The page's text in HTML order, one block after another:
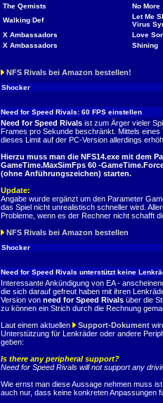
The Qemists
No More
Walking Def
Let Me
Virus
X Ambassadors
Love
X Ambassadors
Shining
NFS Rivals bei Amazon bestellen!
Shocker
Need for Speed Rivals: 60 FPS einstellen
Need for Speed Rivals ist zum Ärger vieler
Frames pro Sekunde beschränkt. Mittels
dieses Limit auf der PC-Version allerdings
Hierzu muss man die NFS14.exe mit dem
GameTime.MaxSimFps 60 -
(ohne Anführungszeichen) starten.
Update:
Angabe wurde ergänzt um den Parameter
das Spiel nicht unrealistisch schneller wird.
Probleme, wenn es der Rechner nicht schafft
NFS Rivals bei Amazon bestellen
Shocker
Need for Speed Rivals unterstützt keine
Interessante Ankündigung von EA -
die sich darauf gefreut haben mit ihren
Version von need for Speed Rivals über die
zu können ein Strich durch die Rechnung
Laut einem aktuellen
Support-Dokument
Unterstützung für Lenkräder oder andere
geben:
Is there any peripheral support?
Need for Speed Rivals will not support any
Wie ernst man diese Aussage nehmen muss
auch nur, dass keine konkreten Anpassungen